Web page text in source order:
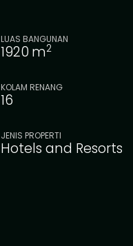
LUAS BANGUNAN
1920 m2
KOLAM RENANG
16
JENIS PROPERTI
Hotels and Resorts